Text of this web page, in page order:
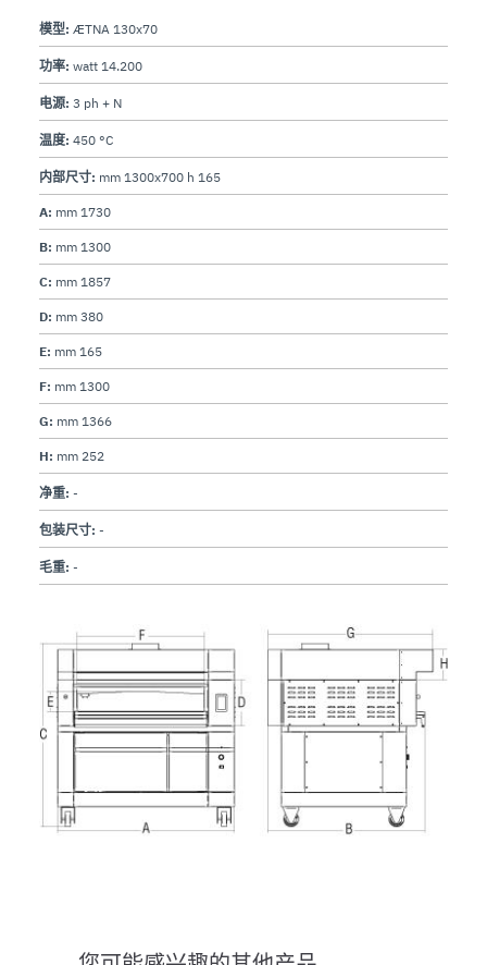
模型: ÆTNA 130x70
功率: watt 14.200
电源: 3 ph + N
温度: 450 °C
内部尺寸: mm 1300x700 h 165
A: mm 1730
B: mm 1300
C: mm 1857
D: mm 380
E: mm 165
F: mm 1300
G: mm 1366
H: mm 252
净重: -
包装尺寸: -
毛重: -